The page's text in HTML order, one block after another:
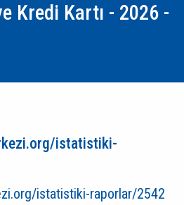
Kredi Kartı - 2026 -
istatistiki-
istatistiki-raporlar/2542